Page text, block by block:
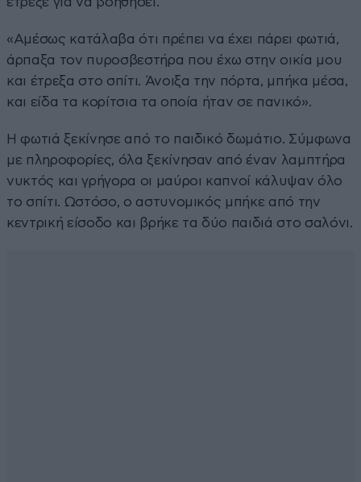
«Αμέσως κατάλαβα ότι πρέπει να έχει πάρει φωτιά,
άρπαξα τον πυροσβεστήρα που έχω στην οικία μου
και έτρεξα στο σπίτι. Άνοιξα την πόρτα, μπήκα μέσα,
και είδα τα κορίτσια τα οποία ήταν σε πανικό».
Η φωτιά ξεκίνησε από το παιδικό δωμάτιο. Σύμφωνα
με πληροφορίες, όλα ξεκίνησαν από έναν λαμπτήρα
νυκτός και γρήγορα οι μαύροι καπνοί κάλυψαν όλο
το σπίτι. Ωστόσο, ο αστυνομικός μπήκε από την
κεντρική είσοδο και βρήκε τα δύο παιδιά στο σαλόνι.